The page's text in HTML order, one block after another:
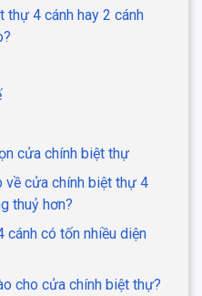
thự 4 cánh hay 2 cánh
cửa chính biệt thự
về cửa chính biệt thự 4
thuỷ hơn?
cánh có tốn nhiều diện
cho cửa chính biệt thự?